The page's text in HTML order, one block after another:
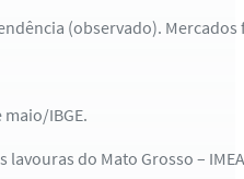
(observado).
IBGE.
lavouras do Mato Grosso –